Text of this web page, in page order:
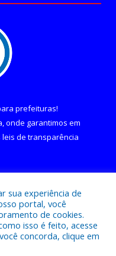
prefeituras!
onde garantimos em
leis de transparência
Municipal de Curralinho.
sua experiência de
portal, você
de cookies.
isso é feito, acesse
concorda, clique em